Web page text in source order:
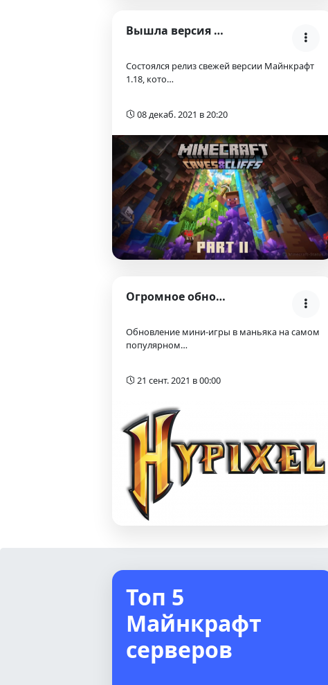
Вышла версия Майнкрафт 1.18 — Caves & Cliffs: Part…
Состоялся релиз свежей версии Майнкрафт
1.18, кото…
08 декаб. 2021 в 20:20
Огромное обновление Murder Mystery на Hypixel
Обновление мини-игры в маньяка на самом
популярном…
21 сент. 2021 в 00:00
Топ 5
Майнкрафт
серверов